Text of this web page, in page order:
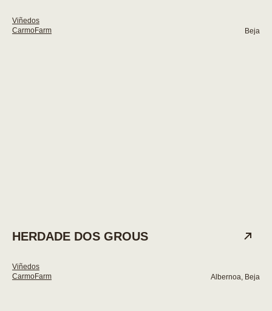
Viñedos
CarmoFarm
Beja
HERDADE DOS GROUS
Viñedos
CarmoFarm
Albernoa, Beja